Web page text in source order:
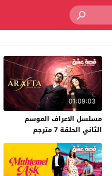
01:09:03
مسلسل الاعراف الموسم
الثاني الحلقة 7 مترجم